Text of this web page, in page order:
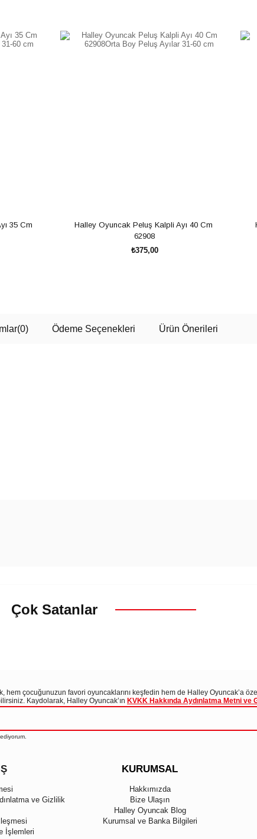
35 Cm
Halley Oyuncak Peluş Kalpli Ayı 40 Cm
62908
₺375,00
(0) Ödeme Seçenekleri Ürün Önerileri
Çok Satanlar
çocuğunuzun favori oyuncaklarını keşfedin hem de Halley Oyuncak’a
Kaydolarak, Halley Oyuncak’ın KVKK Hakkında Aydınlatma Metni ve
ve Gizlilik
İşlemleri
KURUMSAL
Hakkımızda
Bize Ulaşın
Halley Oyuncak Blog
Kurumsal ve Banka Bilgileri